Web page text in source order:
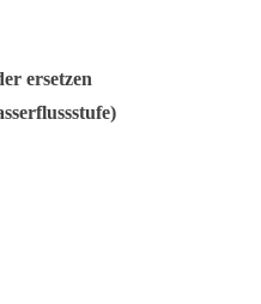
ersetzen